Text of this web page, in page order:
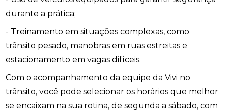
durante a prática;
- Treinamento em situações complexas, como
trânsito pesado, manobras em ruas estreitas e
estacionamento em vagas difíceis.
Com o acompanhamento da equipe da Vivi no
trânsito, você pode selecionar os horários que melhor
se encaixam na sua rotina, de segunda a sábado, com